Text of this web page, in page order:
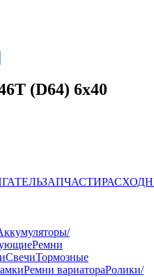
(D64) 6х40
ЗАПЧАСТИ
Ремни
СвечиТормозные
Ремни вариатораРолики/